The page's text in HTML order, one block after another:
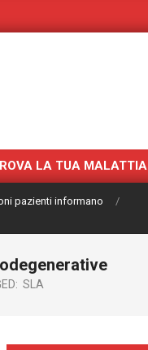
LA TUA MALATTIA
pazienti informano
SLA